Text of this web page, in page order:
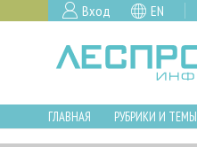
Вход EN
ГЛАВНАЯ РУБРИКИ И ТЕМЫ